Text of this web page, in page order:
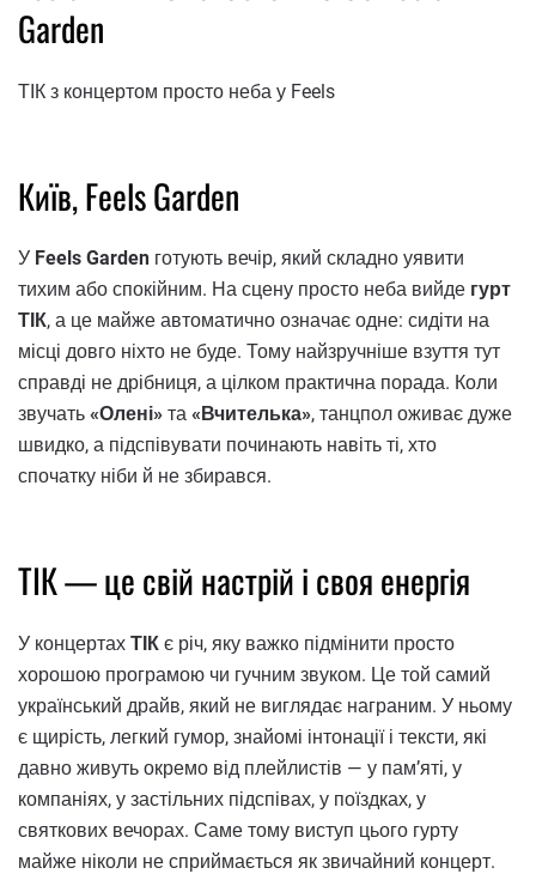
Garden
ТІК з концертом просто неба у Feels
Київ, Feels Garden
У Feels Garden готують вечір, який складно уявити
тихим або спокійним. На сцену просто неба вийде гурт
ТІК, а це майже автоматично означає одне: сидіти на
місці довго ніхто не буде. Тому найзручніше взуття тут
справді не дрібниця, а цілком практична порада. Коли
звучать «Олені» та «Вчителька», танцпол оживає дуже
швидко, а підспівувати починають навіть ті, хто
спочатку ніби й не збирався.
ТІК — це свій настрій і своя енергія
У концертах ТІК є річ, яку важко підмінити просто
хорошою програмою чи гучним звуком. Це той самий
український драйв, який не виглядає награним. У ньому
є щирість, легкий гумор, знайомі інтонації і тексти, які
давно живуть окремо від плейлистів — у пам’яті, у
компаніях, у застільних підспівах, у поїздках, у
святкових вечорах. Саме тому виступ цього гурту
майже ніколи не сприймається як звичайний концерт.